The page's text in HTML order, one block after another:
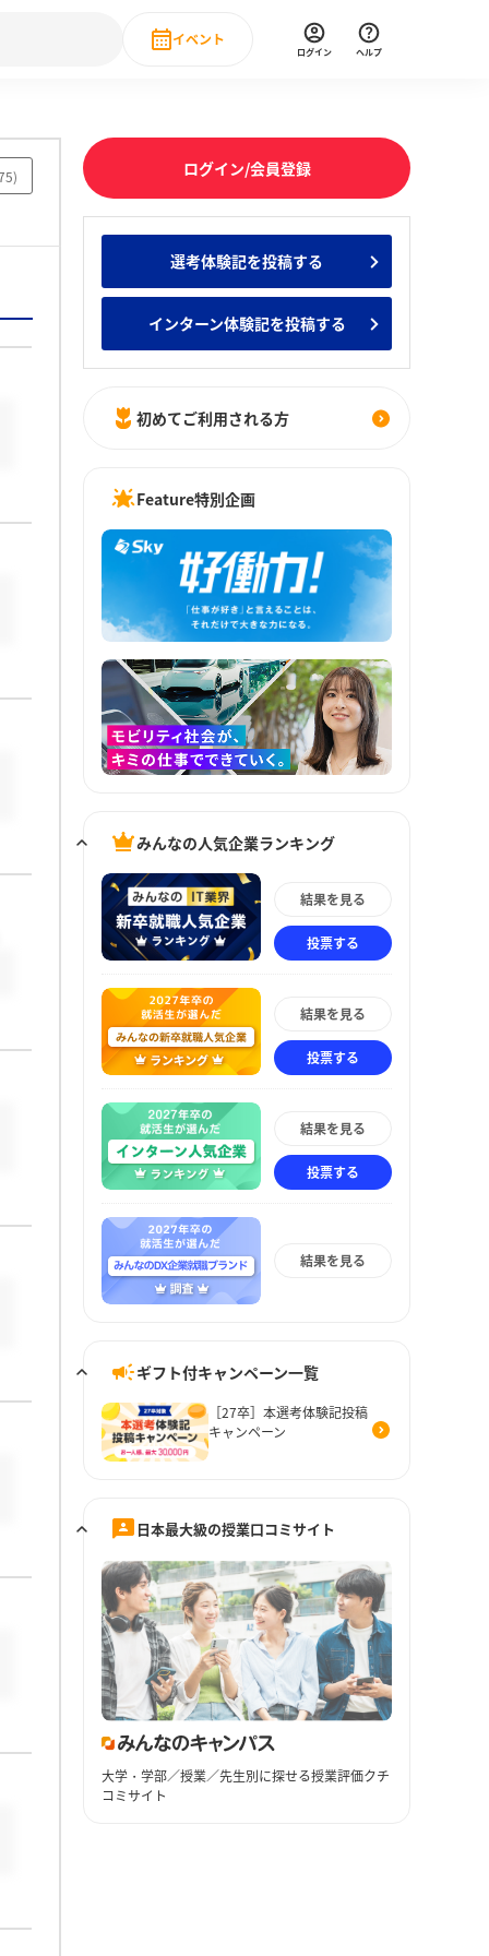
卒就職人気企業ランキング みんなのインターン人気企業ランキ
・DX現場社員インタビュー
イベント
直近のイベント一覧
ログイン ヘルプ
) ログイン/会員登録
選考体験記を投稿する
インターン体験記を投稿する
初めてご利用される方
Feature特別企画
みんなの人気企業ランキング
結果を見る
投票する
結果を見る
投票する
結果を見る
投票する
結果を見る
ギフト付キャンペーン一覧
［27卒］本選考体験記投稿
キャンペーン
日本最大級の授業口コミサイト
大学・学部／授業／先生別に探せる授業評価クチ
コミサイト